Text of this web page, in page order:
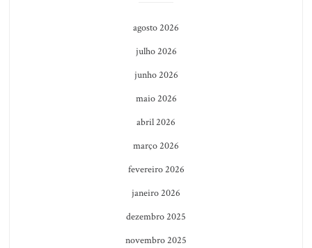
agosto 2026
julho 2026
junho 2026
maio 2026
abril 2026
março 2026
fevereiro 2026
janeiro 2026
dezembro 2025
novembro 2025